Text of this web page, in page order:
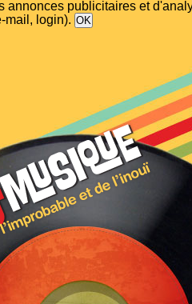
publicitaires et
mail, login).